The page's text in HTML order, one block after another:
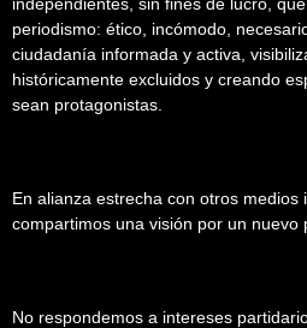
periodismo: ético, incómodo,
ciudadanía informada y activa,
históricamente excluidos y creando
sean protagonistas.
En alianza estrecha con otros medios
compartimos una visión por un nuevo
No respondemos a intereses